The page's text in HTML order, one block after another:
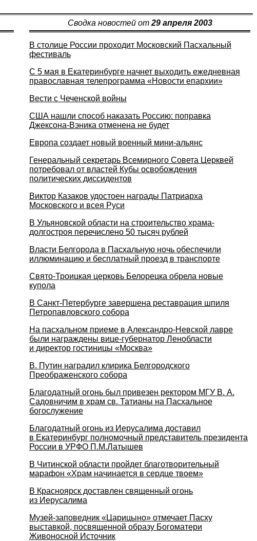
Сводка новостей от 29 апреля 2003
В столице России проходит Московский Пасхальный
фестиваль
С 5 мая в Екатеринбурге начнет выходить ежедневная
православная телепрограмма «Новости епархии»
Вести с Чеченской войны
США нашли способ наказать Россию: поправка
Джексона-Вэника отменена не будет
Европа создает новый военный мини-альянс
Генеральный секретарь Всемирного Совета Церквей
потребовал от властей Кубы освобождения
политических диссидентов
Виктор Казаков удостоен награды Патриарха
Московского и всея Руси
В Ульяновской области на строительство храма-
долгостроя перечислено 50 тысяч рублей
Власти Белгорода в Пасхальную ночь обеспечили
иллюминацию и бесплатный проезд в транспорте
Свято-Троицкая церковь Белорецка обрела новые
купола
В Санкт-Петербурге завершена реставрация шпиля
Петропавловского собора
На пасхальном приеме в Александро-Невской лавре
были награждены вице-губернатор Ленобласти
и директор гостиницы «Москва»
В. Путин наградил клирика Белгородского
Преображенского собора
Благодатный огонь был привезен ректором МГУ В. А.
Садовничим в храм св. Татианы на Пасхальное
богослужение
Благодатный огонь из Иерусалима доставил
в Екатеринбург полномочный представитель президента
России в УРФО П.М.Латышев
В Читинской области пройдет благотворительный
марафон «Храм начинается в сердце твоем»
В Красноярск доставлен священный огонь
из Иерусалима
Музей-заповедник «Царицыно» отмечает Пасху
выставкой, посвященной образу Богоматери
Живоносной Источник